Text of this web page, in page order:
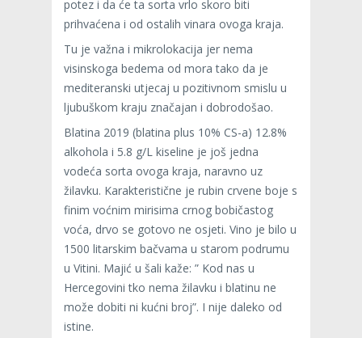
potez i da će ta sorta vrlo skoro biti
prihvaćena i od ostalih vinara ovoga kraja.
Tu je važna i mikrolokacija jer nema
visinskoga bedema od mora tako da je
mediteranski utjecaj u pozitivnom smislu u
ljubuškom kraju značajan i dobrodošao.
Blatina 2019 (blatina plus 10% CS-a) 12.8%
alkohola i 5.8 g/L kiseline je još jedna
vodeća sorta ovoga kraja, naravno uz
žilavku. Karakteristične je rubin crvene boje s
finim voćnim mirisima crnog bobičastog
voća, drvo se gotovo ne osjeti. Vino je bilo u
1500 litarskim bačvama u starom podrumu
u Vitini. Majić u šali kaže: ” Kod nas u
Hercegovini tko nema žilavku i blatinu ne
može dobiti ni kućni broj”. I nije daleko od
istine.